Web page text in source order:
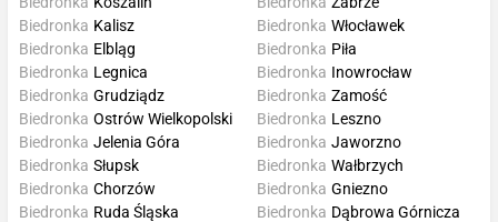
Biedronka Kalisz
Biedronka Elbląg
Biedronka Legnica
Biedronka Grudziądz
Biedronka Włocławek
Biedronka Piła
Biedronka Inowrocław
Biedronka Zamość
Biedronka Ostrów Wielkopolski
Biedronka Jelenia Góra
Biedronka Słupsk
Biedronka Chorzów
Biedronka Leszno
Biedronka Jaworzno
Biedronka Wałbrzych
Biedronka Gniezno
Biedronka Ruda Śląska
Biedronka Dąbrowa Górnicza